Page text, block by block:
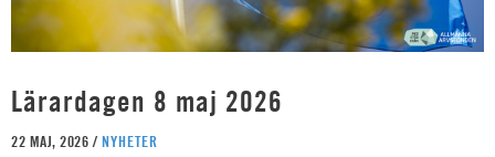
Lärardagen 8 maj 2026
22 MAJ, 2026 / NYHETER